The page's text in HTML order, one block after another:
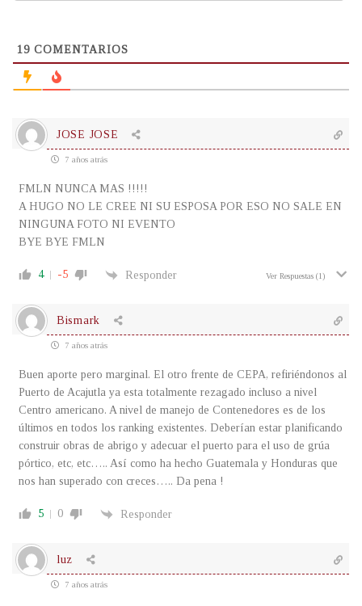
19 COMENTARIOS
JOSE JOSE
7 años atrás
FMLN NUNCA MAS !!!!!
A HUGO NO LE CREE NI SU ESPOSA POR ESO NO SALE EN
NINGUNA FOTO NI EVENTO
BYE BYE FMLN
4 -5 Responder Ver Respuestas (1)
Bismark
7 años atrás
Buen aporte pero marginal. El otro frente de CEPA, refiriéndonos al
Puerto de Acajutla ya esta totalmente rezagado incluso a nivel
Centro americano. A nivel de manejo de Contenedores es de los
últimos en todos los ranking existentes. Deberían estar planificando
construir obras de abrigo y adecuar el puerto para el uso de grúa
pórtico, etc, etc….. Así como ha hecho Guatemala y Honduras que
nos han superado con creces….. Da pena !
5 0 Responder
luz
7 años atrás